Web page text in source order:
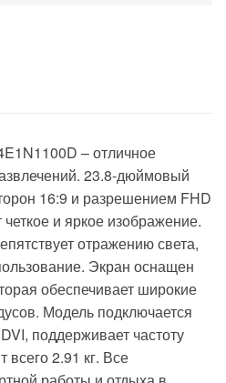
– отличное
23.8-дюймовый
16:9 и разрешением FHD
и яркое изображение.
отражению света,
Экран оснащен
обеспечивает широкие
Модель подключается
поддерживает частоту
всего 2.91 кг. Все